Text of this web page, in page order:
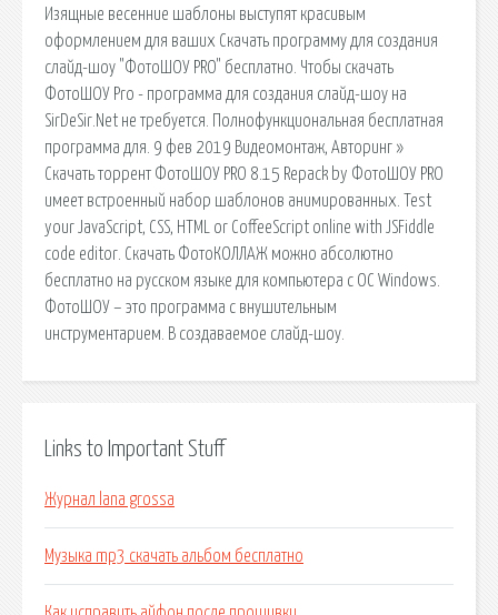
Изящные весенние шаблоны выступят красивым
оформлением для ваших Скачать программу для создания
слайд-шоу "ФотоШОУ PRO" бесплатно. Чтобы скачать
ФотоШОУ Pro - программа для создания слайд-шоу на
SirDeSir.Net не требуется. Полнофункциональная бесплатная
программа для. 9 фев 2019 Видеомонтаж, Авторинг »
Скачать торрент ФотоШОУ PRO 8.15 Repack by ФотоШОУ PRO
имеет встроенный набор шаблонов анимированных. Test
your JavaScript, CSS, HTML or CoffeeScript online with JSFiddle
code editor. Скачать ФотоКОЛЛАЖ можно абсолютно
бесплатно на русском языке для компьютера с ОС Windows.
ФотоШОУ – это программа с внушительным
инструментарием. В создаваемое слайд-шоу.
Links to Important Stuff
Журнал lana grossa
Музыка mp3 скачать альбом бесплатно